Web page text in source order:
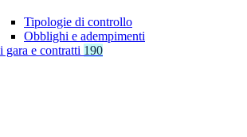
Tipologie di controllo
Obblighi e adempimenti
gara e contratti 190